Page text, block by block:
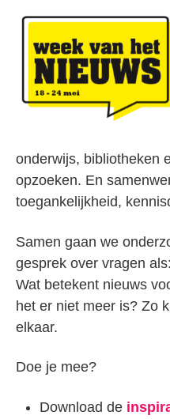
onderwijs, bibliotheken
opzoeken. En
toegankelijkheid,
Samen gaan we
gesprek over vragen
Wat betekent nieuws
het er niet meer is? Zo
elkaar.
Doe je mee?
Download de